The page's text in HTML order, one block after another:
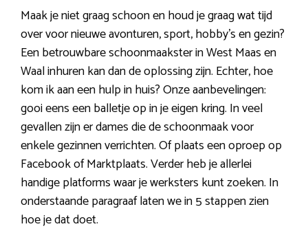
Maak je niet graag schoon en houd je graag wat tijd
over voor nieuwe avonturen, sport, hobby’s en gezin?
Een betrouwbare schoonmaakster in West Maas en
Waal inhuren kan dan de oplossing zijn. Echter, hoe
kom ik aan een hulp in huis? Onze aanbevelingen:
gooi eens een balletje op in je eigen kring. In veel
gevallen zijn er dames die de schoonmaak voor
enkele gezinnen verrichten. Of plaats een oproep op
Facebook of Marktplaats. Verder heb je allerlei
handige platforms waar je werksters kunt zoeken. In
onderstaande paragraaf laten we in 5 stappen zien
hoe je dat doet.